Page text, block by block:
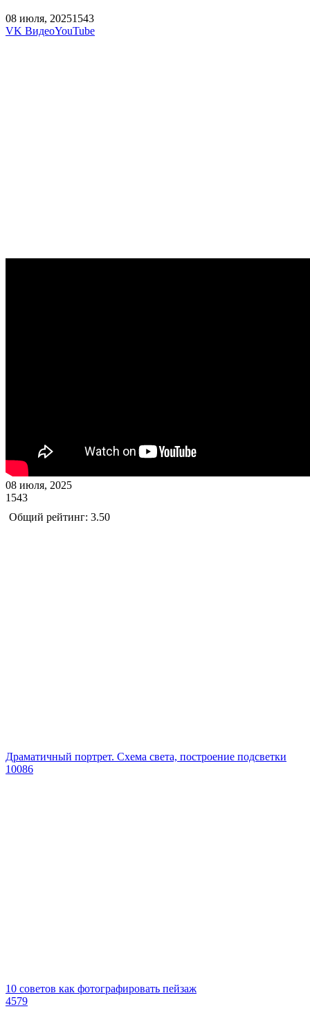
08 июля, 20251543
VK ВидеоYouTube
08 июля, 2025
1543
Общий рейтинг: 3.50
Драматичный портрет. Схема света, построение подсветки
10086
10 советов как фотографировать пейзаж
4579